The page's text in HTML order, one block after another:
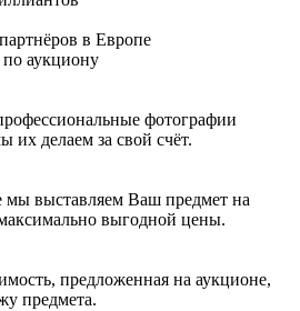
в Европе
по аукциону
фотографии
их делаем за свой счёт.
выставляем Ваш предмет на
выгодной цены.
предложенная на аукционе,
предмета.